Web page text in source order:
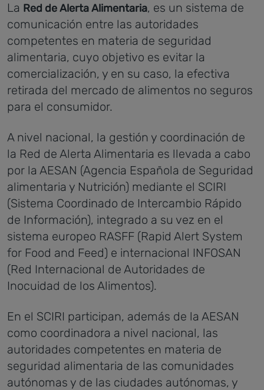
La Red de Alerta Alimentaria, es un sistema de
comunicación entre las autoridades
competentes en materia de seguridad
alimentaria, cuyo objetivo es evitar la
comercialización, y en su caso, la efectiva
retirada del mercado de alimentos no seguros
para el consumidor.
A nivel nacional, la gestión y coordinación de
la Red de Alerta Alimentaria es llevada a cabo
por la AESAN (Agencia Española de Seguridad
alimentaria y Nutrición) mediante el SCIRI
(Sistema Coordinado de Intercambio Rápido
de Información), integrado a su vez en el
sistema europeo RASFF (Rapid Alert System
for Food and Feed) e internacional INFOSAN
(Red Internacional de Autoridades de
Inocuidad de los Alimentos).
En el SCIRI participan, además de la AESAN
como coordinadora a nivel nacional, las
autoridades competentes en materia de
seguridad alimentaria de las comunidades
autónomas y de las ciudades autónomas, y